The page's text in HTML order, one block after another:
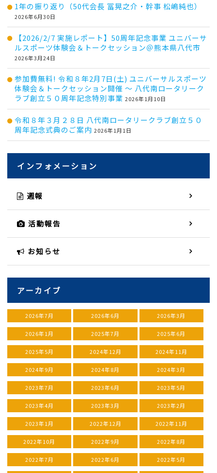
1年の振り返り（50代会長 冨晃之介・幹事 松嶋純也）
2026年6月30日
【2026/2/7 実施レポート】50周年記念事業 ユニバーサ
ルスポーツ体験会＆トークセッション＠熊本県八代市
2026年3月24日
参加費無料! 令和８年2月7日(土) ユニバーサルスポーツ
体験会＆トークセッション開催 ～ 八代南ロータリーク
ラブ創立５０周年記念特別事業 2026年1月10日
令和８年３月２８日 八代南ロータリークラブ創立５０
周年記念式典のご案内 2026年1月1日
インフォメーション
週報
活動報告
お知らせ
アーカイブ
2026年7月 2026年6月 2026年3月
2026年1月 2025年7月 2025年6月
2025年5月 2024年12月 2024年11月
2024年9月 2024年8月 2024年3月
2023年7月 2023年6月 2023年5月
2023年4月 2023年3月 2023年2月
2023年1月 2022年12月 2022年11月
2022年10月 2022年9月 2022年8月
2022年7月 2022年6月 2022年5月